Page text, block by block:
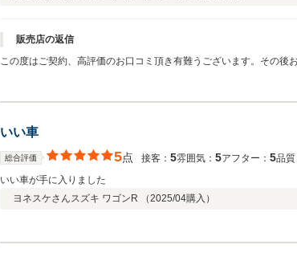
販売店の返信
この度はご契約、高評価のお口コミ頂き有難うございます。その
いい車
総合評価 5点 接客： 5雰囲気： 5アフター： 5品質
いい車が手に入りました
ヨネスケさんスズキ ワゴンR （2025/04購入）